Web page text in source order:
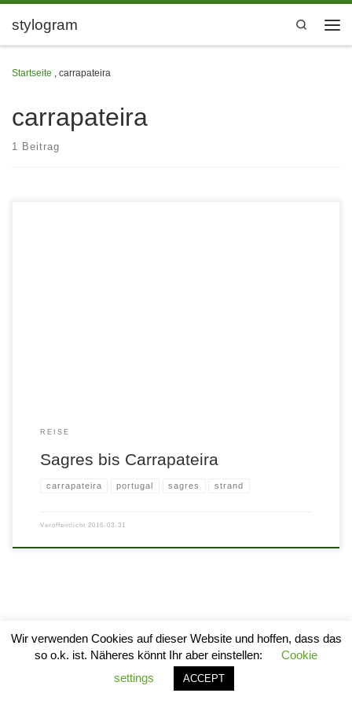
Zum Inhalt springen
stylogram
Search
Startseite , carrapateira
carrapateira
1 Beitrag
REISE
Sagres bis Carrapateira
carrapateira portugal sagres strand
Veröffentlicht 2016-03-31
© 2026 stylogram – Alle Rechte vorbehalten
Entworfen mit Customizr Pro
Wir verwenden Cookies auf dieser Website und hoffen, dass das
so o.k. ist. Näheres könnt Ihr aber einstellen:
Cookie
settings
ACCEPT